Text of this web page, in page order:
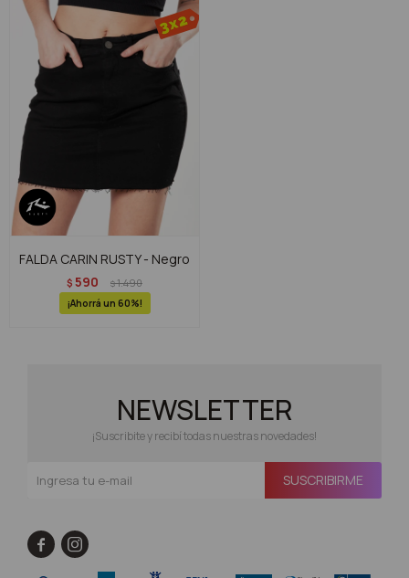
FALDA CARIN RUSTY - Negro
$ 590 $1.490
60
NEWSLETTER
¡Suscribite y recibí todas nuestras novedades!
SUSCRIBIRME
 